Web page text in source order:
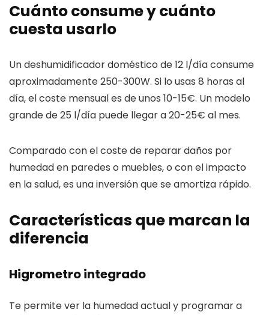
Cuánto consume y cuánto
cuesta usarlo
Un deshumidificador doméstico de 12 l/día consume
aproximadamente 250-300W. Si lo usas 8 horas al
día, el coste mensual es de unos 10-15€. Un modelo
grande de 25 l/día puede llegar a 20-25€ al mes.
Comparado con el coste de reparar daños por
humedad en paredes o muebles, o con el impacto
en la salud, es una inversión que se amortiza rápido.
Características que marcan la
diferencia
Higrometro integrado
Te permite ver la humedad actual y programar a